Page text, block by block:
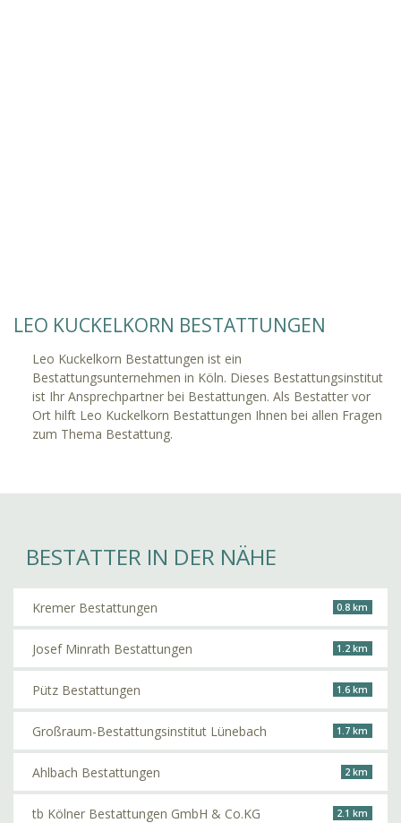
LEO KUCKELKORN BESTATTUNGEN
Leo Kuckelkorn Bestattungen ist ein
Bestattungsunternehmen in Köln. Dieses Bestattungsinstitut
ist Ihr Ansprechpartner bei Bestattungen. Als Bestatter vor
Ort hilft Leo Kuckelkorn Bestattungen Ihnen bei allen Fragen
zum Thema Bestattung.
BESTATTER IN DER NÄHE
Kremer Bestattungen 0.8 km
Josef Minrath Bestattungen 1.2 km
Pütz Bestattungen 1.6 km
Großraum-Bestattungsinstitut Lünebach 1.7 km
Ahlbach Bestattungen 2 km
tb Kölner Bestattungen GmbH & Co.KG 2.1 km